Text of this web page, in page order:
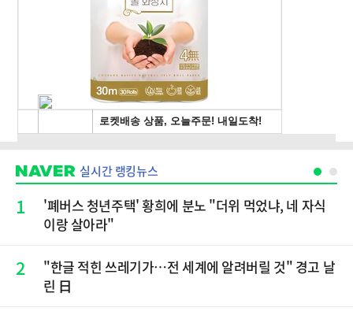
실시간 랭킹뉴스
1
'폐버스 청년주택' 황희에 분노 "더위 먹었냐, 네 자식
이랑 살아라"
2
"한글 적힌 쓰레기가…전 세계에 알려버릴 것" 경고 날
린 日